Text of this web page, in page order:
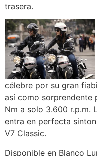
trasera.
célebre por su gran
así como sorprendente
Nm a solo 3.600 r.p.m.
entra en perfecta
V7 Classic.
Disponible en Blanco